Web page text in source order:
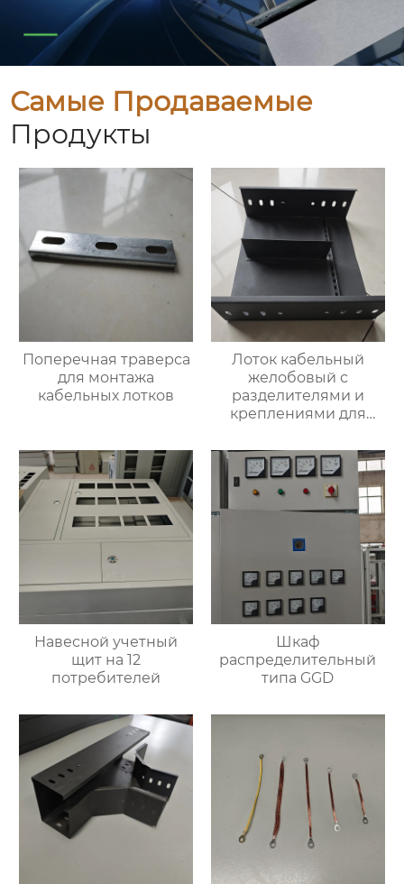
Самые Продаваемые
Продукты
Поперечная траверса
для монтажа
кабельных лотков
Лоток кабельный
желобовый с
разделителями и
креплениями для
Навесной учетный
щит на 12
потребителей
Шкаф
распределительный
типа GGD